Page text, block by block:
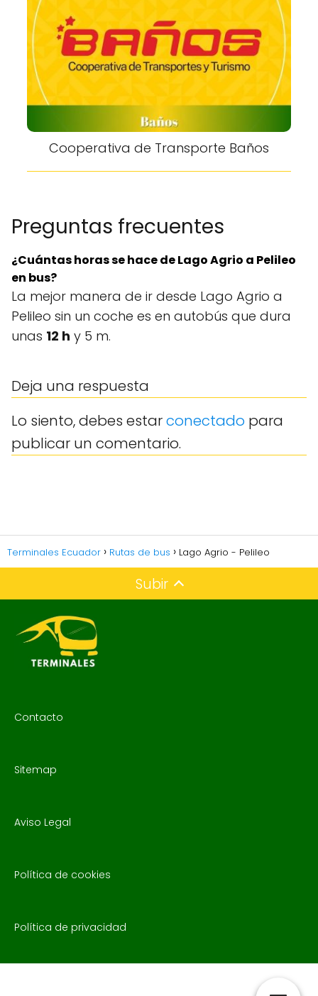
Cooperativa de Transporte Baños
Preguntas frecuentes
¿Cuántas horas se hace de Lago Agrio a Pelileo
en bus?
La mejor manera de ir desde Lago Agrio a
Pelileo sin un coche es en autobús que dura
unas 12 h y 5 m.
Deja una respuesta
Lo siento, debes estarconectado para
publicar un comentario.
Terminales Ecuador Rutas de bus Lago Agrio - Pelileo
Subir
Contacto
Sitemap
Aviso Legal
Política de cookies
Política de privacidad